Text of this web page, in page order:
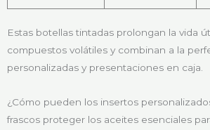
Estas botellas tintadas prolongan la vida
compuestos volátiles y combinan a la
personalizadas y presentaciones en caja.
¿Cómo pueden los insertos
frascos proteger los aceites esenciales